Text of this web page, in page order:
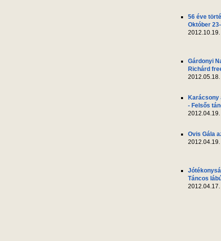
56 éve
Október
2012.10.19.
Gárdonyi
Richárd
2012.05.18.
Karácsony
- Felsős
2012.04.19.
Ovis Gála
2012.04.19.
Táncos
2012.04.17.